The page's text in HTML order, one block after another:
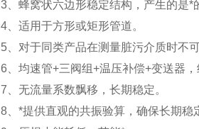
3、蜂窝状六边形稳定结构，产生的是
4、适用于方形或矩形管道。
5、对于同类产品在测量脏污介质时不
6、均速管+三阀组+温压补偿+变送器，
7、无流量系数飘移，长期稳定。
8、*提供直观的共振验算，确保长期稳